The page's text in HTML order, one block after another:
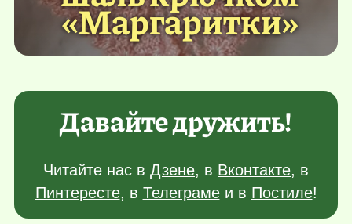
«Маргаритки»
Давайте дружить!
Читайте нас в Дзене, в Вконтакте, в
Пинтересте, в Телеграмеи в Постиле!